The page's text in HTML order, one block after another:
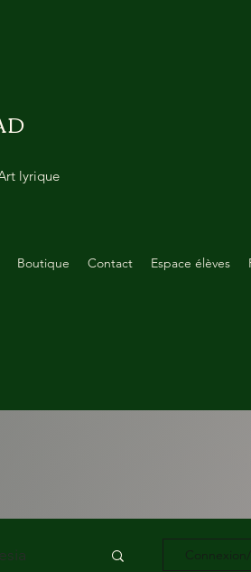
lyrique
Boutique Contact Espace élèves